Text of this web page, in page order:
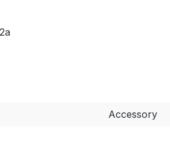
Accessory